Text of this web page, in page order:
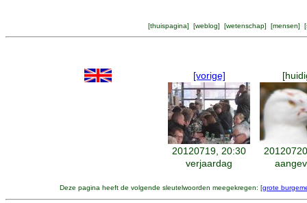
[thuispagina] [weblog] [wetenschap] [mensen] [
[vorige]
20120719, 20:30
verjaardag
Deze pagina heeft de volgende sleutelwoorden meegekregen: [grote